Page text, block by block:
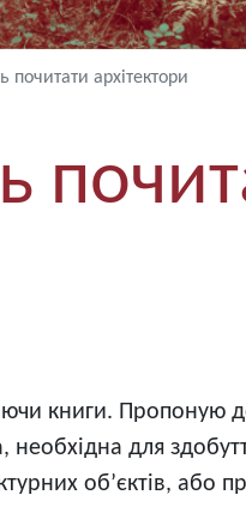
архітектори
книги. Пропоную
необхідна для
об’єктів, або